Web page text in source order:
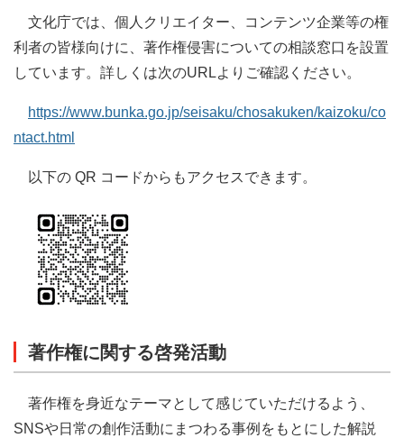
文化庁では、個人クリエイター、コンテンツ企業等の権
利者の皆様向けに、著作権侵害についての相談窓口を設置
しています。詳しくは次のURLよりご確認ください。
https://www.bunka.go.jp/seisaku/chosakuken/kaizoku/co
ntact.html
以下の QR コードからもアクセスできます。
著作権に関する啓発活動
著作権を身近なテーマとして感じていただけるよう、
SNSや日常の創作活動にまつわる事例をもとにした解説